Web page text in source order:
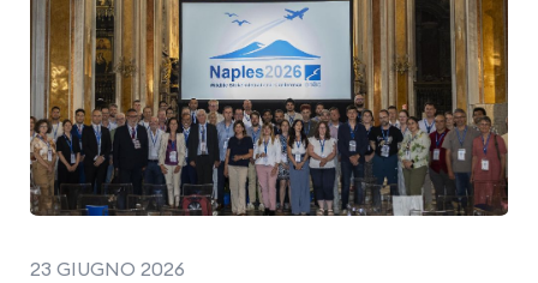
23 GIUGNO 2026